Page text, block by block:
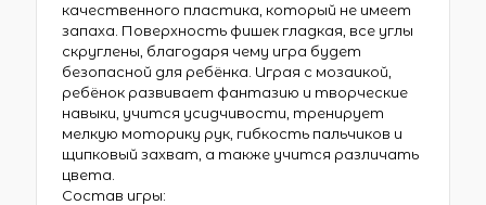
качественного пластика, который не имеет
запаха. Поверхность фишек гладкая, все углы
скруглены, благодаря чему игра будет
безопасной для ребёнка. Играя с мозаикой,
ребёнок развивает фантазию и творческие
навыки, учится усидчивости, тренирует
мелкую моторику рук, гибкость пальчиков и
щипковый захват, а также учится различать
цвета.
Состав игры: